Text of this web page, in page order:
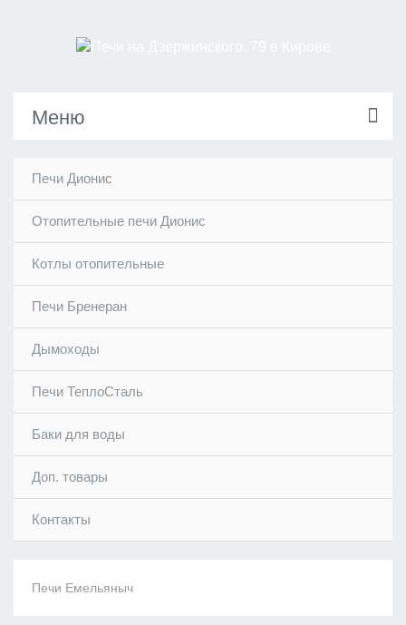
Меню
Печи Дионис
Отопительные печи Дионис
Котлы отопительные
Печи Бренеран
Дымоходы
Печи ТеплоСталь
Баки для воды
Доп. товары
Контакты
Печи Емельяныч